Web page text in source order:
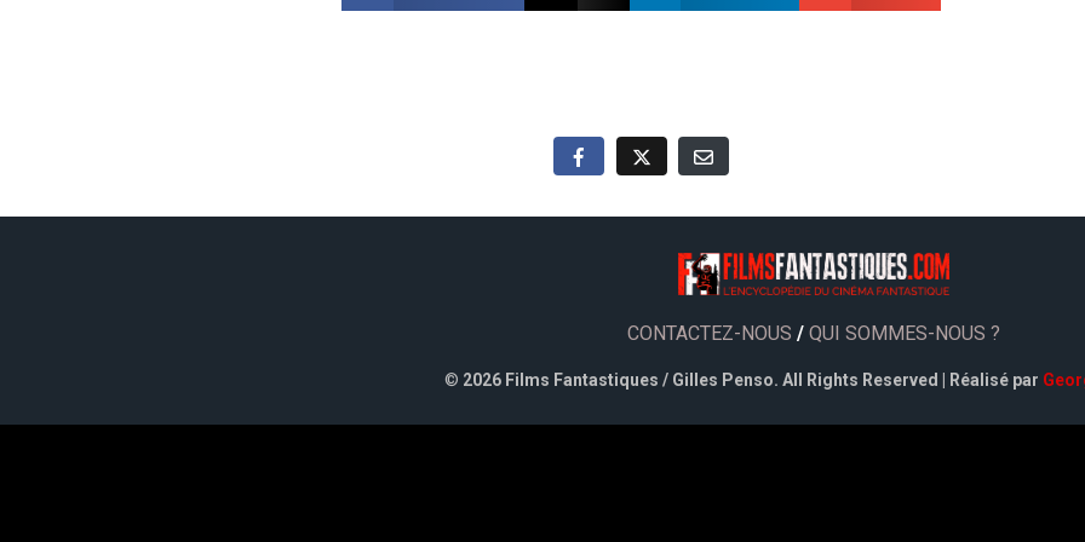
CONTACTEZ-NOUS / QUI SOMMES-NOUS ?
© 2026 Films Fantastiques / Gilles Penso. All Rights Reserved | Réalisé par